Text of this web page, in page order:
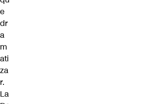
e
dr
a
m
ati
za
r.
La